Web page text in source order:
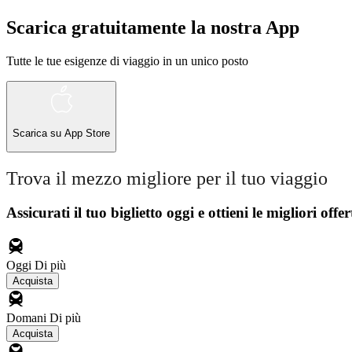
Scarica gratuitamente la nostra App
Tutte le tue esigenze di viaggio in un unico posto
Scarica su App Store
Trova il mezzo migliore per il tuo viaggio
Assicurati il ​​tuo biglietto oggi e ottieni le migliori
Oggi Di più
Acquista
Domani Di più
Acquista